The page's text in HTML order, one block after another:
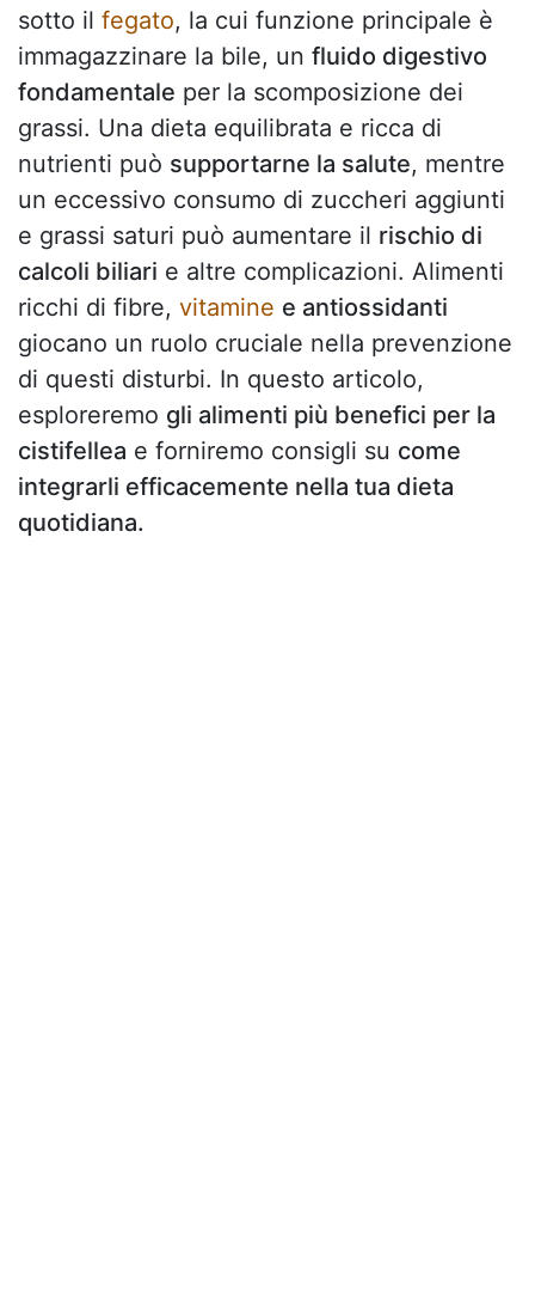
sotto il fegato, la cui funzione principale è
immagazzinare la bile, un fluido digestivo
fondamentale per la scomposizione dei
grassi. Una dieta equilibrata e ricca di
nutrienti può supportarne la salute, mentre
un eccessivo consumo di zuccheri aggiunti
e grassi saturi può aumentare il rischio di
calcoli biliari e altre complicazioni. Alimenti
ricchi di fibre, vitamine e antiossidanti
giocano un ruolo cruciale nella prevenzione
di questi disturbi. In questo articolo,
esploreremo gli alimenti più benefici per la
cistifellea e forniremo consigli su come
integrarli efficacemente nella tua dieta
quotidiana.